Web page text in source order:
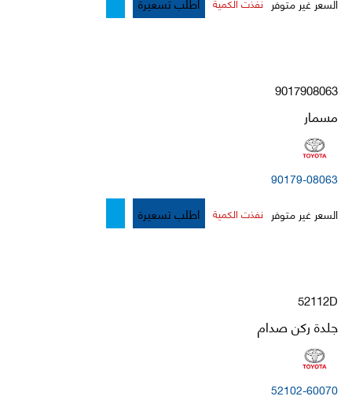
9017908063
مسمار
90179-08063
السعر غير متوفر نفذت الكمية اطلب تسعيرة
52112D
جلدة ركن صدام
52102-60070